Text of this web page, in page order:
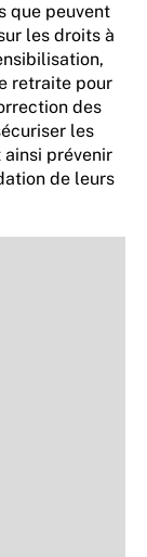
que peuvent
les droits à
retraite pour
des
les
prévenir
de leurs